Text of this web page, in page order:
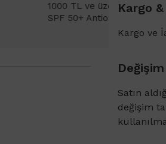
Ultra Fluid
Kargo
Kargo ve
Satın
değişim